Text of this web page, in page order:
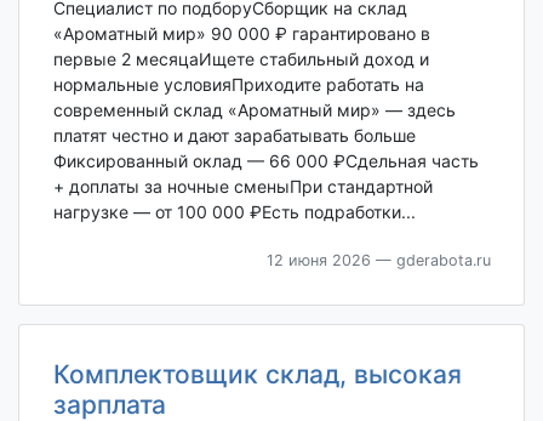
Специалист по подборуСборщик на склад
«Ароматный мир» 90 000 ₽ гарантировано в
первые 2 месяцаИщете стабильный доход и
нормальные условияПриходите работать на
современный склад «Ароматный мир» — здесь
платят честно и дают зарабатывать больше
Фиксированный оклад — 66 000 ₽Сдельная часть
+ доплаты за ночные сменыПри стандартной
нагрузке — от 100 000 ₽Есть подработки...
12 июня 2026 — gderabota.ru
Комплектовщик склад, высокая
зарплата